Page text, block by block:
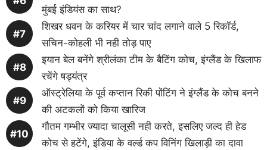
मुंबई इंडियंस का साथ?
शिखर धवन के करियर में चार चांद लगाने वाले 5 रिकॉर्ड,
सचिन-कोहली भी नही तोड़ पाए
इयान बेल बनेंगे श्रीलंका टीम के बैटिंग कोच, इंग्लैंड के खिलाफ
रचेंगे षड्यंत्र
ऑस्ट्रेलिया के पूर्व कप्तान रिकी पोंटिंग ने इंग्लैंड के कोच बनने
की अटकलों को किया खारिज
गौतम गम्भीर ज्यादा चालूसी नही करते, इसलिए जल्द ही हेड
कोच से हटेंगे, इंडिया के वर्ल्ड कप विनिंग खिलाड़ी का दावा